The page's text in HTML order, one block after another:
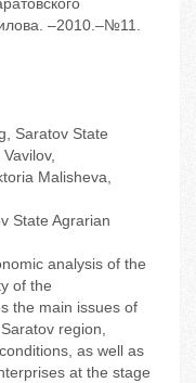
–2010.–№11.
Saratov State
Malisheva,
State Agrarian
analysis of the
of the
the main issues of
region,
as well as
at the stage